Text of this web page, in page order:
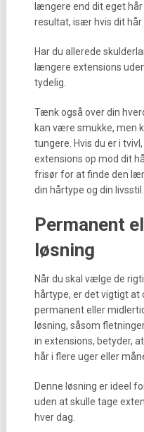
længere end dit eget
resultat, især hvis dit hår
Har du allerede
længere extensions
tydelig.
Tænk også over din
kan være smukke, men
tungere. Hvis du er i
extensions op mod dit
frisør for at finde den
din hårtype og din livsstil.
Permanent
løsning
Når du skal vælge de
hårtype, er det vigtigt at
permanent eller
løsning, såsom
in extensions, betyder,
hår i flere uger eller
Denne løsning er ideel
uden at skulle tage
hver dag.